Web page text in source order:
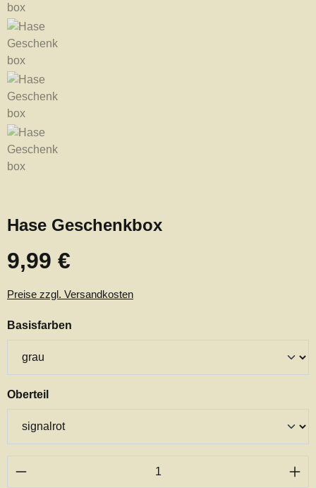
Hase Geschenkbox
Regulärer Preis:
9,99 €
Preise zzgl. Versandkosten
Basisfarben
Oberteilauswählen
Produkt Anzahl: Gib den gewünschten